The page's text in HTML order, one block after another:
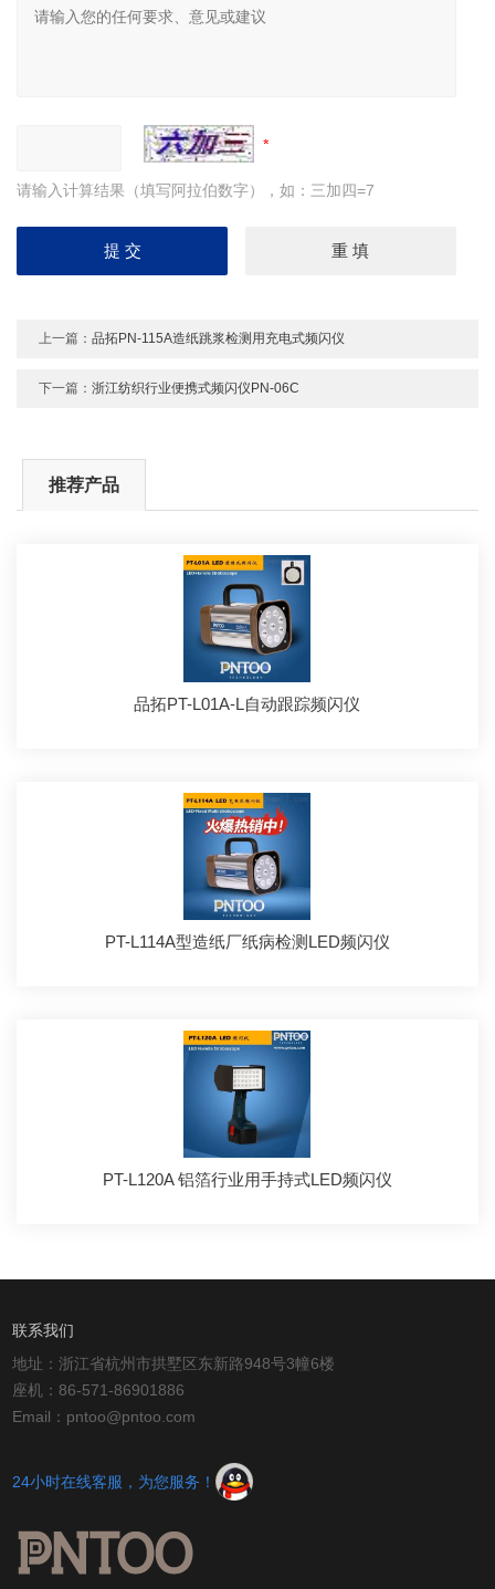
请输入计算结果（填写阿拉伯数字），如：三加四=7
上一篇：品拓PN-115A造纸跳浆检测用充电式频闪仪
下一篇：浙江纺织行业便携式频闪仪PN-06C
推荐产品
品拓PT-L01A-L自动跟踪频闪仪
PT-L114A型造纸厂纸病检测LED频闪仪
PT-L120A 铝箔行业用手持式LED频闪仪
联系我们
地址：浙江省杭州市拱墅区东新路948号3幢6楼
座机：86-571-86901886
Email：pntoo@pntoo.com
24小时在线客服，为您服务！